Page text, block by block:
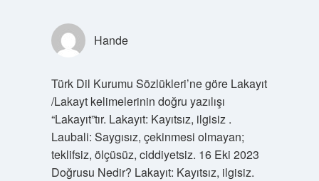
Hande
Türk Dil Kurumu Sözlükleri’ne göre Lakayıt
/Lakayt kelimelerinin doğru yazılışı
“Lakayıt”tır. Lakayıt: Kayıtsız, ilgisiz .
Laubali: Saygısız, çekinmesi olmayan;
teklifsiz, ölçüsüz, ciddiyetsiz. 16 Eki 2023
Doğrusu Nedir? Lakayıt: Kayıtsız, ilgisiz.